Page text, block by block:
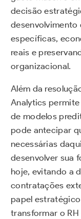
decisão
desenvolvimento
específicas,
reais e
organizacional.
Além da
Analytics
de modelos
pode antecipar
necessárias
desenvolver sua
hoje, evitando a
contratações
papel
transformar o